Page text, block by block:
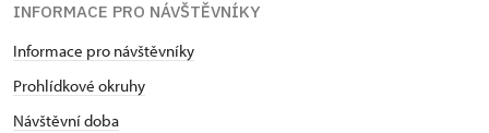
INFORMACE PRO NÁVŠTĚVNÍKY
Informace pro návštěvníky
Prohlídkové okruhy
Návštěvní doba